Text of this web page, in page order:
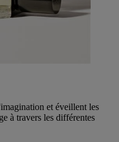
et éveillent les
à travers les différentes